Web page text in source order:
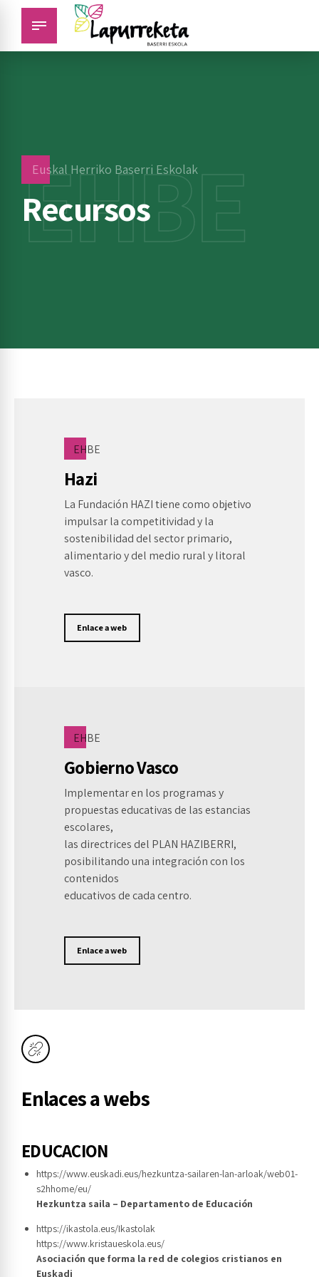
Euskal Herriko Baserri Eskolak
Recursos
EHBE
EHBE
Hazi
La Fundación HAZI tiene como objetivo
impulsar la competitividad y la
sostenibilidad del sector primario,
alimentario y del medio rural y litoral
vasco.
Enlace a web
EHBE
Gobierno Vasco
Implementar en los programas y
propuestas educativas de las estancias
escolares,
las directrices del PLAN HAZIBERRI,
posibilitando una integración con los
contenidos
educativos de cada centro.
Enlace a web
Enlaces a webs
EDUCACION
https://www.euskadi.eus/hezkuntza-sailaren-lan-arloak/web01-
s2hhome/eu/
Hezkuntza saila – Departamento de Educación
https://ikastola.eus/Ikastolak
https://www.kristaueskola.eus/
Asociación que forma la red de colegios cristianos en
Euskadi